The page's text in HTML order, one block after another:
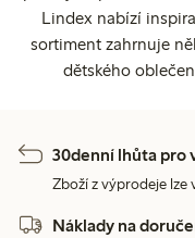
Lindex nabízí
sortiment zahrnuje
dětského
30denní lhůta pro
Zboží z výprodeje lze
Náklady na